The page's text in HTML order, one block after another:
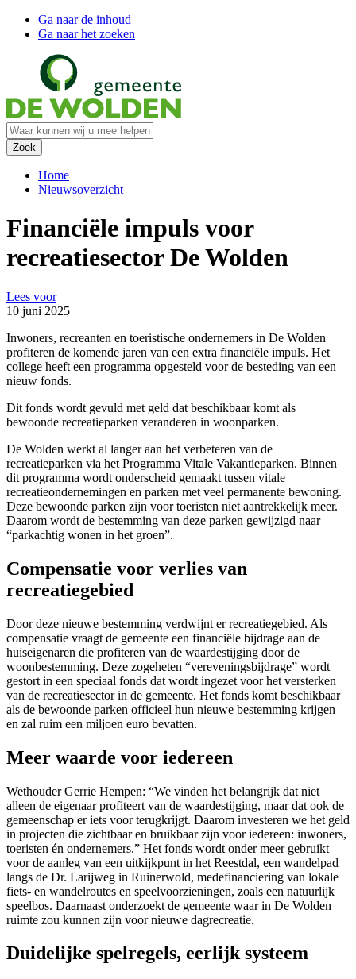
Ga naar de inhoud
Ga naar het zoeken
Home
Nieuwsoverzicht
Financiële impuls voor
recreatiesector De Wolden
Lees voor
10 juni 2025
Inwoners, recreanten en toeristische ondernemers in De Wolden
profiteren de komende jaren van een extra financiële impuls. Het
college heeft een programma opgesteld voor de besteding van een
nieuw fonds.
Dit fonds wordt gevuld met geld dat beschikbaar komt als
bewoonde recreatieparken veranderen in woonparken.
De Wolden werkt al langer aan het verbeteren van de
recreatieparken via het Programma Vitale Vakantieparken. Binnen
dit programma wordt onderscheid gemaakt tussen vitale
recreatieondernemingen en parken met veel permanente bewoning.
Deze bewoonde parken zijn voor toeristen niet aantrekkelijk meer.
Daarom wordt de bestemming van deze parken gewijzigd naar
“parkachtig wonen in het groen”.
Compensatie voor verlies van
recreatiegebied
Door deze nieuwe bestemming verdwijnt er recreatiegebied. Als
compensatie vraagt de gemeente een financiële bijdrage aan de
huiseigenaren die profiteren van de waardestijging door de
woonbestemming. Deze zogeheten “vereveningsbijdrage” wordt
gestort in een speciaal fonds dat wordt ingezet voor het versterken
van de recreatiesector in de gemeente. Het fonds komt beschikbaar
als de bewoonde parken officieel hun nieuwe bestemming krijgen
en zal ruim een miljoen euro bevatten.
Meer waarde voor iedereen
Wethouder Gerrie Hempen: “We vinden het belangrijk dat niet
alleen de eigenaar profiteert van de waardestijging, maar dat ook de
gemeenschap er iets voor terugkrijgt. Daarom investeren we het geld
in projecten die zichtbaar en bruikbaar zijn voor iedereen: inwoners,
toeristen én ondernemers.” Het fonds wordt onder meer gebruikt
voor de aanleg van een uitkijkpunt in het Reestdal, een wandelpad
langs de Dr. Larijweg in Ruinerwold, medefinanciering van lokale
fiets- en wandelroutes en speelvoorzieningen, zoals een natuurlijk
speelbos. Daarnaast onderzoekt de gemeente waar in De Wolden
ruimte zou kunnen zijn voor nieuwe dagrecreatie.
Duidelijke spelregels, eerlijk systeem